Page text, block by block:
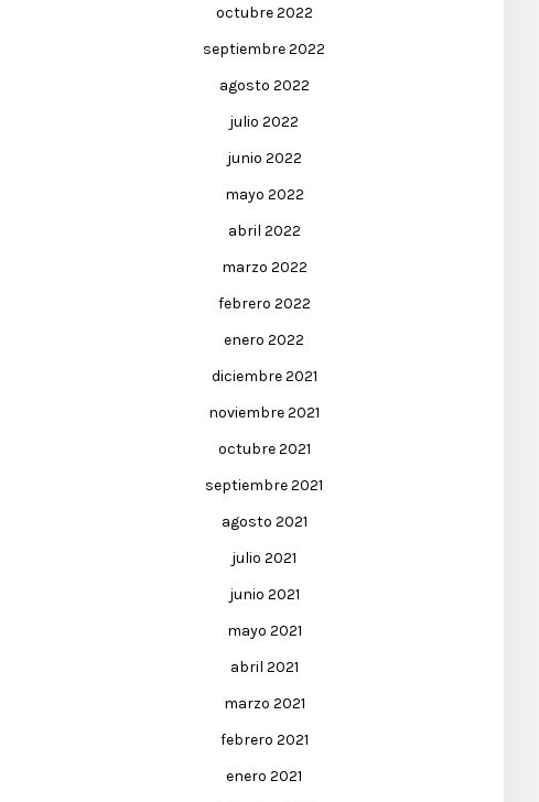
octubre 2022
septiembre 2022
agosto 2022
julio 2022
junio 2022
mayo 2022
abril 2022
marzo 2022
febrero 2022
enero 2022
diciembre 2021
noviembre 2021
octubre 2021
septiembre 2021
agosto 2021
julio 2021
junio 2021
mayo 2021
abril 2021
marzo 2021
febrero 2021
enero 2021